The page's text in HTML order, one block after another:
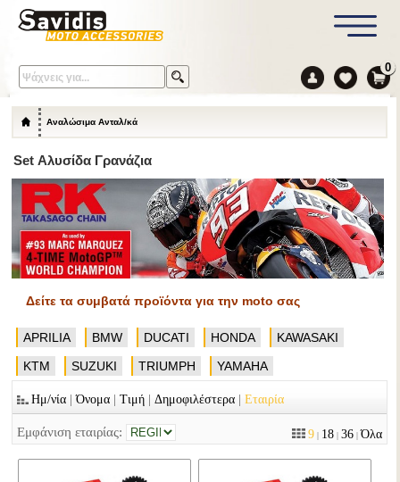
0
Αναλώσιμα Ανταλ/κά
Set Αλυσίδα Γρανάζια
Δείτε τα συμβατά προϊόντα για την moto σας
APRILIA BMW DUCATI HONDA
KAWASAKI
KTM
SUZUKI TRIUMPH YAMAHA
Ημ/νία |Όνομα |Τιμή |Δημοφιλέστερα |Εταιρία
Εμφάνιση εταιρίας: 9| 18| 36| Όλα